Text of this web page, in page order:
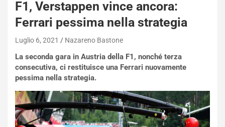
F1, Verstappen vince ancora:
Ferrari pessima nella strategia
Luglio 6, 2021 Nazareno Bastone
La seconda gara in Austria della F1, nonché terza
consecutiva, ci restituisce una Ferrari nuovamente
pessima nella strategia.
h
q
a
P
O
W
E
R
S